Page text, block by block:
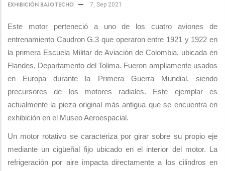
EXHIBICIÓN BAJO TECHO 7, Sep 2021
Este motor perteneció a uno de los cuatro aviones de
entrenamiento Caudron G.3 que operaron entre 1921 y 1922 en
la primera Escuela Militar de Aviación de Colombia, ubicada en
Flandes, Departamento del Tolima. Fueron ampliamente usados
en Europa durante la Primera Guerra Mundial, siendo
precursores de los motores radiales. Este ejemplar es
actualmente la pieza original más antigua que se encuentra en
exhibición en el Museo Aeroespacial.
Un motor rotativo se caracteriza por girar sobre su propio eje
mediante un cigüeñal fijo ubicado en el interior del motor. La
refrigeración por aire impacta directamente a los cilindros en